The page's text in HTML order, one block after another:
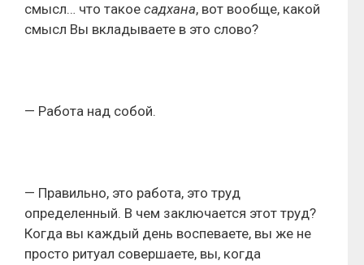
смысл… что такое садхана, вот вообще, какой
смысл Вы вкладываете в это слово?
— Работа над собой.
— Правильно, это работа, это труд
определенный. В чем заключается этот труд?
Когда вы каждый день воспеваете, вы же не
просто ритуал совершаете, вы, когда